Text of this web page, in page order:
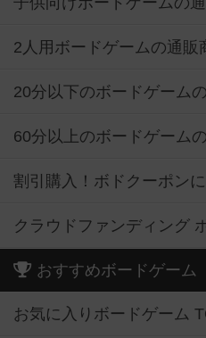
2人用ボードゲームの通販
20分以下のボードゲーム
60分以上のボードゲーム
割引購入！ボドクーポン
クラウドファンディング
おすすめボードゲーム
お気に入りボードゲーム